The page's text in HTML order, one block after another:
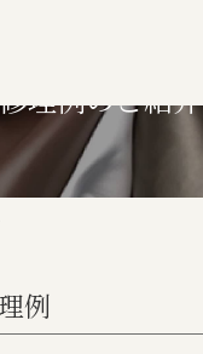
修理例のご紹介
例